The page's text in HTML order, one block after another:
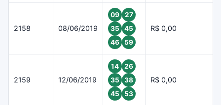
2158 08/06/2019
09
27
35
45
46
59
R$ 0,00
2159 12/06/2019
14
26
35
38
45
53
R$ 0,00